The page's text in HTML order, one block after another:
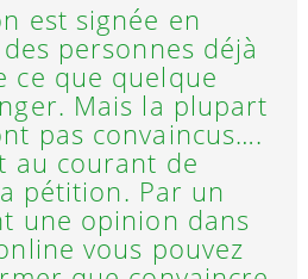
est signée en
personnes déjà
ce que quelque
Mais la plupart
pas convaincus….
au courant de
pétition. Par un
une opinion dans
vous pouvez